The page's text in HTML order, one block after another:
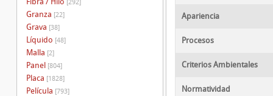
Apariencia
Procesos
Criterios Ambientales
Normatividad
[292]
Granza [22]
Grava [38]
Líquido [48]
Malla [2]
Panel [804]
Placa [1828]
Película [793]